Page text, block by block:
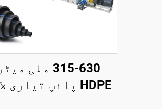
315-630 ملی میٹر
HDPE پائپ تیاری لائن